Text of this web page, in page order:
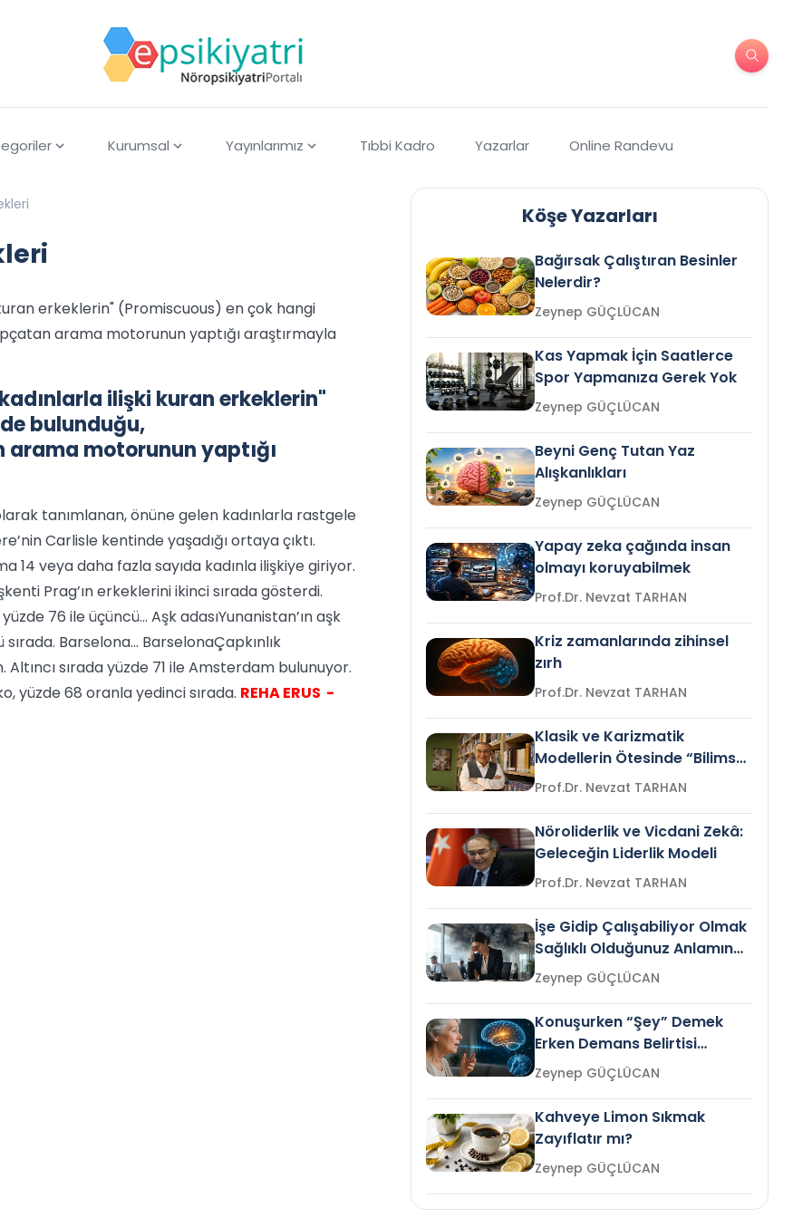
Kurumsal Yayınlarımız Tıbbi Kadro Yazarlar Online Randevu
erkeklerin" (Promiscuous) en çok hangi
arama motorunun yaptığı araştırmayla
ilişki kuran erkeklerin"
bulunduğu,
motorunun yaptığı
tanımlanan, önüne gelen kadınlarla rastgele
Carlisle kentinde yaşadığı ortaya çıktı.
veya daha fazla sayıda kadınla ilişkiye giriyor.
Prag’ın erkeklerini ikinci sırada gösterdi.
76 ile üçüncü... Aşk adasıYunanistan’ın aşk
Barselona... BarselonaÇapkınlık
sırada yüzde 71 ile Amsterdam bulunuyor.
yüzde 68 oranla yedinci sırada. REHA ERUS -
Köşe Yazarları
Bağırsak Çalıştıran Besinler
Nelerdir?
Zeynep GÜÇLÜCAN
Kas Yapmak İçin Saatlerce
Spor Yapmanıza Gerek Yok
Zeynep GÜÇLÜCAN
Beyni Genç Tutan Yaz
Alışkanlıkları
Zeynep GÜÇLÜCAN
Yapay zeka çağında insan
olmayı koruyabilmek
Prof.Dr. Nevzat TARHAN
Kriz zamanlarında zihinsel
zırh
Prof.Dr. Nevzat TARHAN
Klasik ve Karizmatik
Modellerin Ötesinde “Bilimsel
Liderlik”
Prof.Dr. Nevzat TARHAN
Nöroliderlik ve Vicdani Zekâ:
Geleceğin Liderlik Modeli
Prof.Dr. Nevzat TARHAN
İşe Gidip Çalışabiliyor Olmak
Sağlıklı Olduğunuz Anlamına
Gelir mi?Zeynep GÜÇLÜCAN
Konuşurken “Şey” Demek
Erken Demans Belirtisi
Olabilir mi?Zeynep GÜÇLÜCAN
Kahveye Limon Sıkmak
Zayıflatır mı?
Zeynep GÜÇLÜCAN